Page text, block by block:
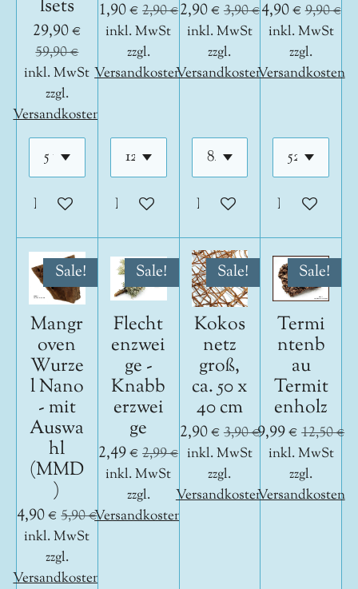
lsets
29,90 €
59,90 €
inkl. MwSt
zzgl.
Versandkosten
In den Warenkorb
1,90 € 2,90 €
inkl. MwSt
zzgl.
Versandkosten
In den Warenkorb
2,90 € 3,90 €
inkl. MwSt
zzgl.
Versandkosten
In den Warenkorb
4,90 €9,90 €
inkl. MwSt
zzgl.
Versandkosten
In den
Sale!
Mangr
oven
Wurze
l Nano
- mit
Auswa
hl
(MMD
)
4,90 € 5,90 €
inkl. MwSt
zzgl.
Versandkosten
Sale!
Flecht
enzwei
ge -
Knabb
erzwei
ge
2,49 € 2,99 €
inkl. MwSt
zzgl.
Versandkosten
Sale!
Kokos
netz
groß,
ca. 50 x
40 cm
2,90 € 3,90 €
inkl. MwSt
zzgl.
Versandkosten
Sale!
Termi
ntenb
au
Termit
enholz
9,99 € 12,50 €
inkl. MwSt
zzgl.
Versandkosten